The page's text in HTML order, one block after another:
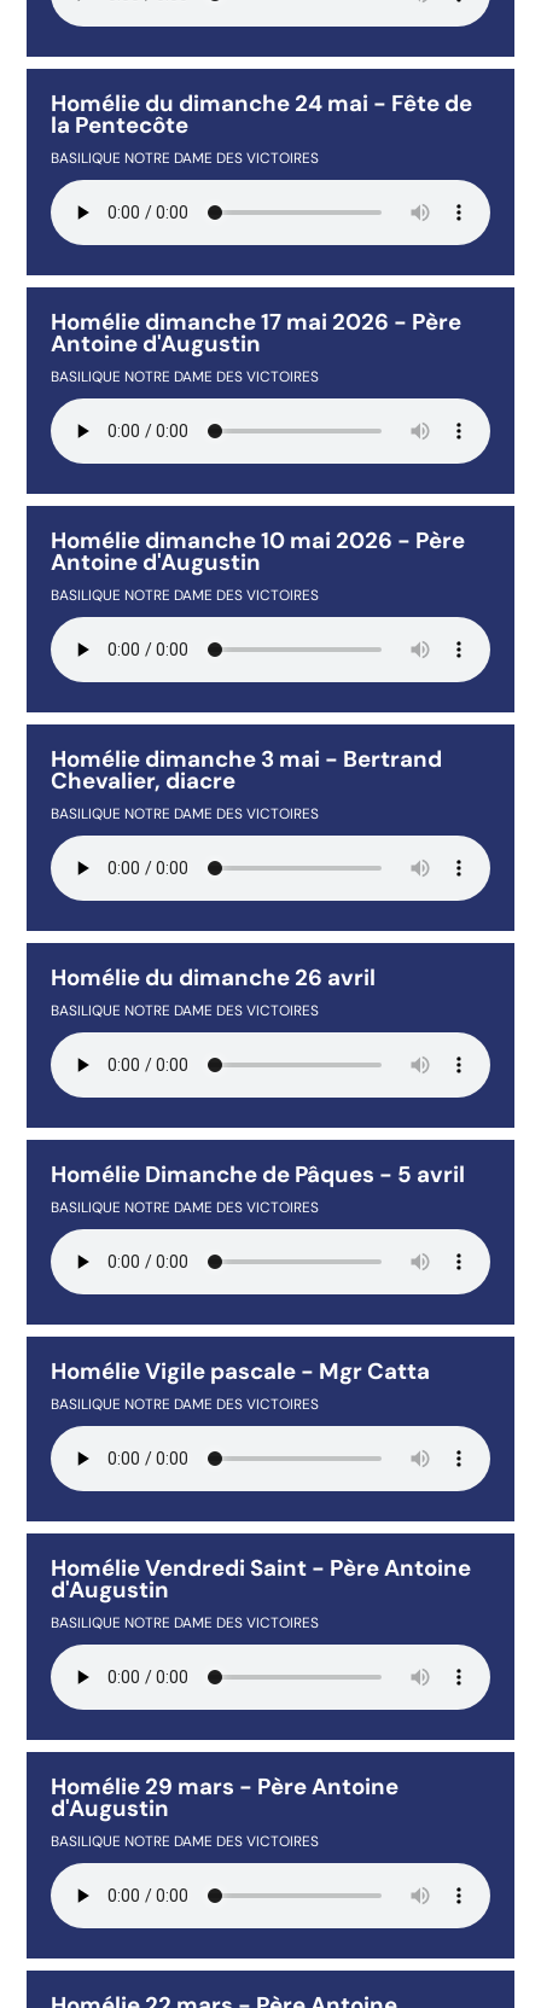
Homélie du dimanche 24 mai - Fête de
la Pentecôte
BASILIQUE NOTRE DAME DES VICTOIRES
Homélie dimanche 17 mai 2026 - Père
Antoine d'Augustin
BASILIQUE NOTRE DAME DES VICTOIRES
Homélie dimanche 10 mai 2026 - Père
Antoine d'Augustin
BASILIQUE NOTRE DAME DES VICTOIRES
Homélie dimanche 3 mai - Bertrand
Chevalier, diacre
BASILIQUE NOTRE DAME DES VICTOIRES
Homélie du dimanche 26 avril
BASILIQUE NOTRE DAME DES VICTOIRES
Homélie Dimanche de Pâques - 5 avril
BASILIQUE NOTRE DAME DES VICTOIRES
Homélie Vigile pascale - Mgr Catta
BASILIQUE NOTRE DAME DES VICTOIRES
Homélie Vendredi Saint - Père Antoine
d'Augustin
BASILIQUE NOTRE DAME DES VICTOIRES
Homélie 29 mars - Père Antoine
d'Augustin
BASILIQUE NOTRE DAME DES VICTOIRES